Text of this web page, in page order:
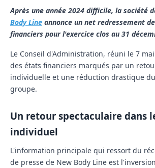
Après une année 2024 difficile, la société
Body Line annonce un net redressement
financiers pour l'exercice clos au 31
Le Conseil d'Administration, réuni le 7
des états financiers marqués par un
individuelle et une réduction drastique
groupe.
Un retour spectaculaire dans
individuel
L'information principale qui ressort du
de presse de New Body Line est